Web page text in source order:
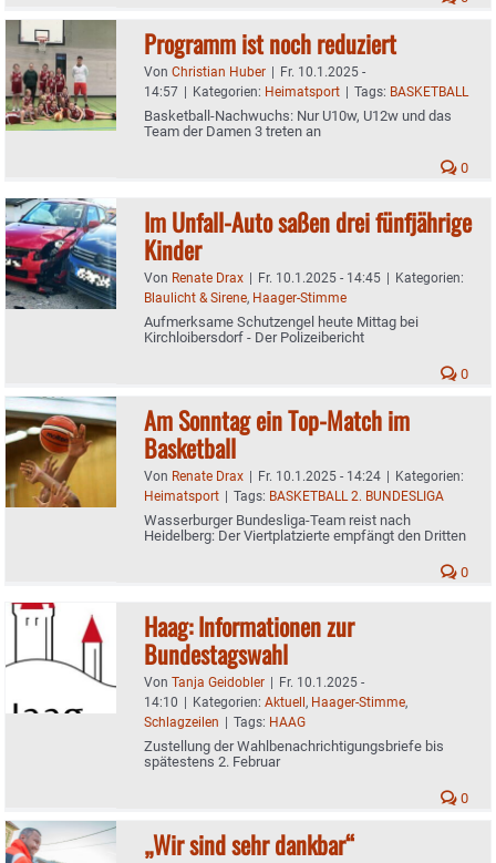
Programm ist noch reduziert
Von Christian Huber | Fr. 10.1.2025 -
14:57 | Kategorien: Heimatsport | Tags: BASKETBALL
Basketball-Nachwuchs: Nur U10w, U12w und das
Team der Damen 3 treten an
0
Im Unfall-Auto saßen drei fünfjährige
Kinder
Von Renate Drax | Fr. 10.1.2025 - 14:45 | Kategorien:
Blaulicht & Sirene, Haager-Stimme
Aufmerksame Schutzengel heute Mittag bei
Kirchloibersdorf - Der Polizeibericht
0
Am Sonntag ein Top-Match im
Basketball
Von Renate Drax | Fr. 10.1.2025 - 14:24 | Kategorien:
Heimatsport | Tags: BASKETBALL 2. BUNDESLIGA
Wasserburger Bundesliga-Team reist nach
Heidelberg: Der Viertplatzierte empfängt den Dritten
0
Haag: Informationen zur
Bundestagswahl
Von Tanja Geidobler | Fr. 10.1.2025 -
14:10 | Kategorien: Aktuell, Haager-Stimme,
Schlagzeilen | Tags: HAAG
Zustellung der Wahlbenachrichtigungsbriefe bis
spätestens 2. Februar
0
„Wir sind sehr dankbar“